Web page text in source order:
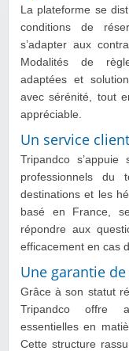
La plateforme se
conditions de
s’adapter aux
Modalités de
adaptées et
avec sérénité, tout
appréciable.
Un service
Tripandco
professionnels du
destinations et les
basé en France,
répondre aux
efficacement en cas
Une garantie
Grâce à son statut
Tripandco offre
essentielles en
Cette structure